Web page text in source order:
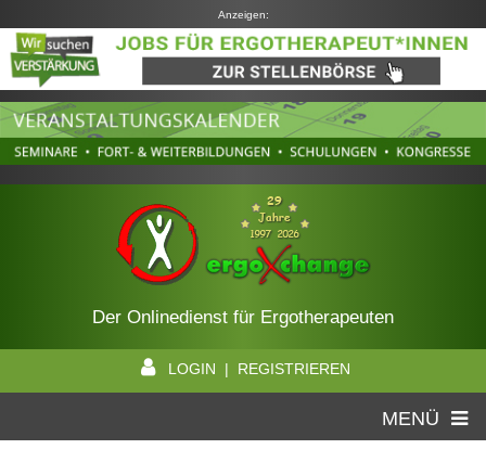
Anzeigen:
Der Onlinedienst für Ergotherapeuten
LOGIN | REGISTRIEREN
MENÜ